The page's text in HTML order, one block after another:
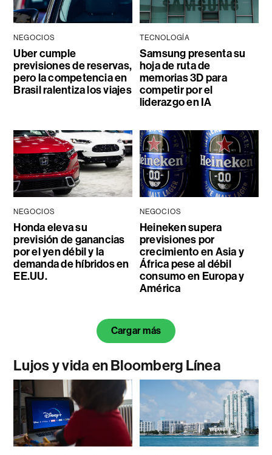
NEGOCIOS
Uber cumple
previsiones de reservas,
pero la competencia en
Brasil ralentiza los viajes
TECNOLOGÍA
Samsung presenta su
hoja de ruta de
memorias 3D para
competir por el
liderazgo en IA
NEGOCIOS
Honda eleva su
previsión de ganancias
por el yen débil y la
demanda de híbridos en
EE.UU.
NEGOCIOS
Heineken supera
previsiones por
crecimiento en Asia y
África pese al débil
consumo en Europa y
América
Cargar más
Lujos y vida en Bloomberg Línea